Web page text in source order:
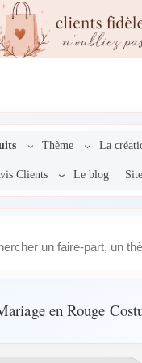
Thème La
Clients Le blog
en Rouge